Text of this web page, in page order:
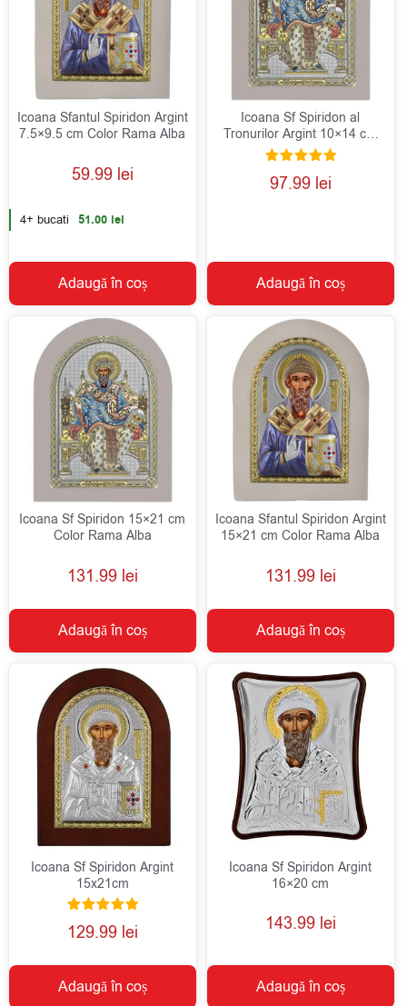
Icoana Sfantul Spiridon Argint
7.5×9.5 cm Color Rama Alba
59.99 lei
4+ bucati 51.00 lei
Adaugă în coș
Icoana Sf Spiridon al
Tronurilor Argint 10×14 cm
Color Rama Alba
Evaluat la
5.00
97.99 lei
Adaugă în coș
Icoana Sf Spiridon 15×21 cm
Color Rama Alba
131.99 lei
Adaugă în coș
Icoana Sfantul Spiridon Argint
15×21 cm Color Rama Alba
131.99 lei
Adaugă în coș
Icoana Sf Spiridon Argint
15x21cm
Evaluat la
5.00
129.99 lei
Adaugă în coș
Icoana Sf Spiridon Argint
16×20 cm
143.99 lei
Adaugă în coș